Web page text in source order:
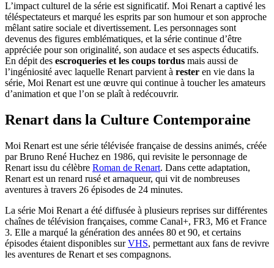
L’impact culturel de la série est significatif. Moi Renart a captivé les
téléspectateurs et marqué les esprits par son humour et son approche
mêlant satire sociale et divertissement. Les personnages sont
devenus des figures emblématiques, et la série continue d’être
appréciée pour son originalité, son audace et ses aspects éducatifs.
En dépit des escroqueries et les coups tordus mais aussi de
l’ingéniosité avec laquelle Renart parvient à rester en vie dans la
série, Moi Renart est une œuvre qui continue à toucher les amateurs
d’animation et que l’on se plaît à redécouvrir.
Renart dans la Culture Contemporaine
Moi Renart est une série télévisée française de dessins animés, créée
par Bruno René Huchez en 1986, qui revisite le personnage de
Renart issu du célèbre Roman de Renart. Dans cette adaptation,
Renart est un renard rusé et arnaqueur, qui vit de nombreuses
aventures à travers 26 épisodes de 24 minutes.
La série Moi Renart a été diffusée à plusieurs reprises sur différentes
chaînes de télévision françaises, comme Canal+, FR3, M6 et France
3. Elle a marqué la génération des années 80 et 90, et certains
épisodes étaient disponibles surVHS, permettant aux fans de revivre
les aventures de Renart et ses compagnons.